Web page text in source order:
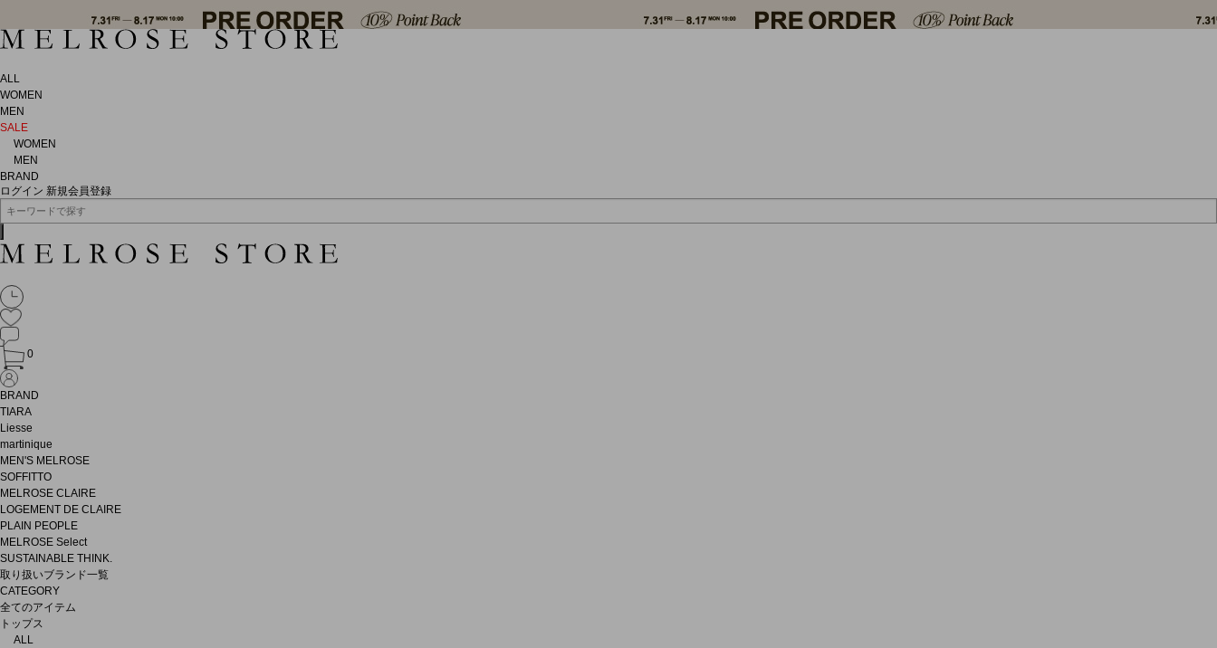
ALL
WOMEN
MEN
SALE
WOMEN
MEN
BRAND
ログイン 新規会員登録
0
BRAND
TIARA
Liesse
martinique
MEN'S MELROSE
SOFFITTO
MELROSE CLAIRE
LOGEMENT DE CLAIRE
PLAIN PEOPLE
MELROSE Select
SUSTAINABLE THINK.
取り扱いブランド一覧
CATEGORY
全てのアイテム
トップス
ALL